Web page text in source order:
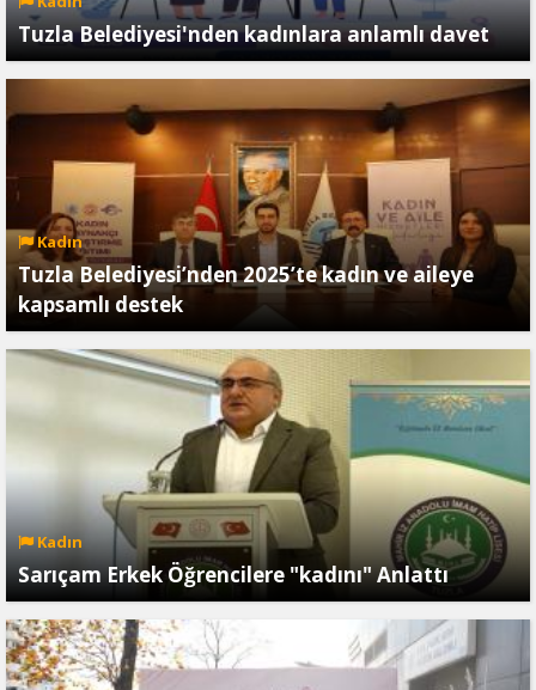
Tuzla Belediyesi'nden kadınlara anlamlı davet
Kadın
Tuzla Belediyesi’nden 2025’te kadın ve aileye
kapsamlı destek
Kadın
Sarıçam Erkek Öğrencilere "kadını" Anlattı